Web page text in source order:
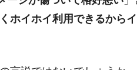
ホイホイ利用できるから